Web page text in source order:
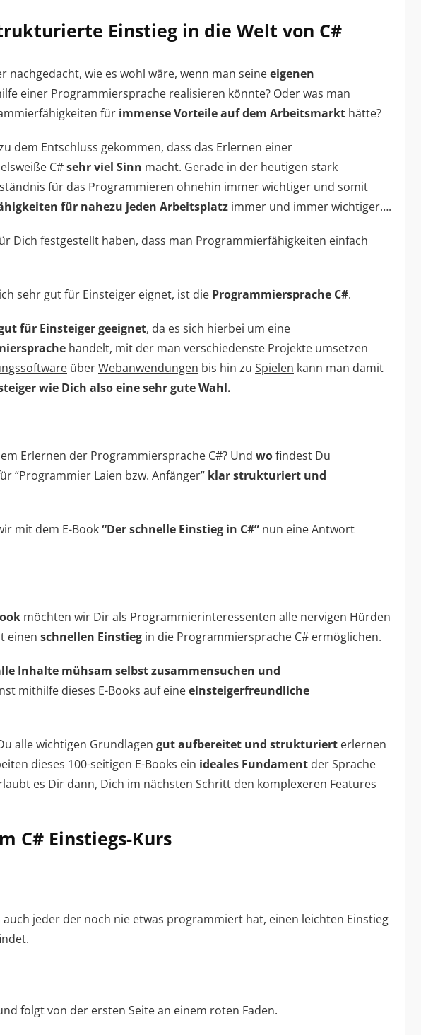
Einstieg in die Welt von C#
nachgedacht, wie es wohl wäre, wenn man seineeigenen
einer Programmiersprache realisieren könnte? Oder was man
für immense Vorteile auf dem Arbeitsmarkt hätte?
dem Entschluss gekommen, dass das Erlernen einer
C#sehrviel Sinn macht. Gerade in der heutigen stark
für das Programmieren ohnehin immer wichtiger und somit
für nahezu jeden Arbeitsplatz immer und immer wichtiger….
Dich festgestellt haben, dass man Programmierfähigkeiten einfach
sehr gut für Einsteiger eignet, ist die Programmiersprache C#.
für Einsteiger geeignet, da es sich hierbei um eine
handelt, mit der man verschiedenste Projekte umsetzen
überWebanwendungen bis hin zu Spielen kann man damit
wie Dich also eine sehr gute Wahl.
Erlernen der Programmiersprache C#? Und wofindest Du
“Programmier Laien bzw. Anfänger” klar strukturiert und
mit dem E-Book“Der schnelle Einstieg in C#” nun eine Antwort
möchten wir Dir als Programmierinteressenten alle nervigen Hürden
einen schnellen Einstieg in die Programmiersprache C# ermöglichen.
Inhalte mühsam selbst zusammensuchen und
mithilfe dieses E-Books auf eineeinsteigerfreundliche
alle wichtigen Grundlagen gut aufbereitet und strukturiert erlernen
dieses 100-seitigen E-Books ein ideales Fundament der Sprache
es Dir dann, Dich im nächsten Schritt den komplexeren Features
C# Einstiegs-Kurs
auch jeder der noch nie etwas programmiert hat, einen leichten Einstieg
folgt von der ersten Seite an einem roten Faden.